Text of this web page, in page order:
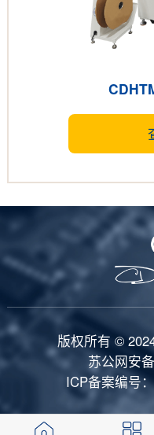
版权所有 ©
苏公网安
ICP备案编号